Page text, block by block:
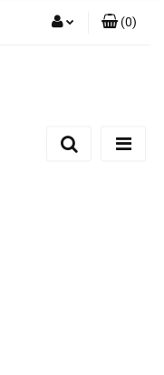
Zgody cookies
(0)